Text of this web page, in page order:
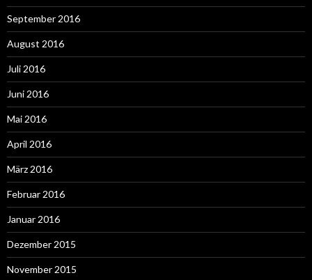
September 2016
August 2016
Juli 2016
Juni 2016
Mai 2016
April 2016
März 2016
Februar 2016
Januar 2016
Dezember 2015
November 2015